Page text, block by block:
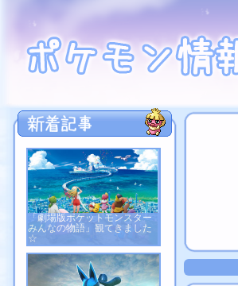
「劇場版ポケットモンスター
みんなの物語」観てきました
☆